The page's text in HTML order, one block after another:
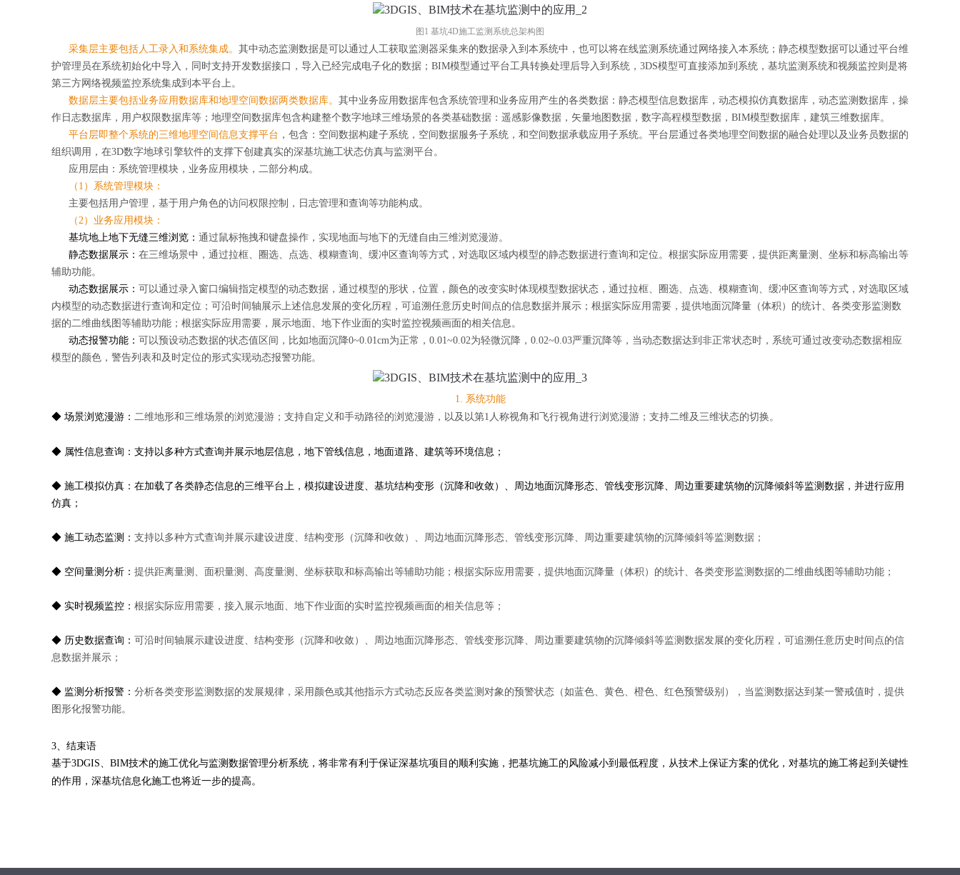
图1 基坑4D施工监测系统总架构图
采集层主要包括人工录入和系统集成。 其中动态监测数据是可以通过人工获取监测器采集来的数据录入到本系统中，也可以将在线监测系统通过网络接入本系统；静态模型数据可以通过平台维
护管理员在系统初始化中导入，同时支持开发数据接口，导入已经完成电子化的数据；BIM模型通过平台工具转换处理后导入到系统，3DS模型可直接添加到系统，基坑监测系统和视频监控则是将
第三方网络视频监控系统集成到本平台上。
数据层主要包括业务应用数据库和地理空间数据两类数据库。 其中业务应用数据库包含系统管理和业务应用产生的各类数据：静态模型信息数据库，动态模拟仿真数据库，动态监测数据库，操
作日志数据库，用户权限数据库等；地理空间数据库包含构建整个数字地球三维场景的各类基础数据：遥感影像数据，矢量地图数据，数字高程模型数据，BIM模型数据库，建筑三维数据库。
平台层即整个系统的三维地理空间信息支撑平台 ，包含：空间数据构建子系统，空间数据服务子系统，和空间数据承载应用子系统。平台层通过各类地理空间数据的融合处理以及业务员数据的
组织调用，在3D数字地球引擎软件的支撑下创建真实的深基坑施工状态仿真与监测平台。
应用层由：系统管理模块，业务应用模块，二部分构成。
（1）系统管理模块：
主要包括用户管理，基于用户角色的访问权限控制，日志管理和查询等功能构成。
（2）业务应用模块：
基坑地上地下无缝三维浏览： 通过鼠标拖拽和键盘操作，实现地面与地下的无缝自由三维浏览漫游。
静态数据展示： 在三维场景中，通过拉框、圈选、点选、模糊查询、缓冲区查询等方式，对选取区域内模型的静态数据进行查询和定位。根据实际应用需要，提供距离量测、坐标和标高输出等
辅助功能。
动态数据展示： 可以通过录入窗口编辑指定模型的动态数据，通过模型的形状，位置，颜色的改变实时体现模型数据状态，通过拉框、圈选、点选、模糊查询、缓冲区查询等方式，对选取区域
内模型的动态数据进行查询和定位；可沿时间轴展示上述信息发展的变化历程，可追溯任意历史时间点的信息数据并展示；根据实际应用需要，提供地面沉降量（体积）的统计、各类变形监测数
据的二维曲线图等辅助功能；根据实际应用需要，展示地面、地下作业面的实时监控视频画面的相关信息。
动态报警功能： 可以预设动态数据的状态值区间，比如地面沉降0~0.01cm为正常，0.01~0.02为轻微沉降，0.02~0.03严重沉降等，当动态数据达到非正常状态时，系统可通过改变动态数据相应
模型的颜色，警告列表和及时定位的形式实现动态报警功能。
1. 系统功能
◆ 场景浏览漫游： 二维地形和三维场景的浏览漫游；支持自定义和手动路径的浏览漫游，以及以第1人称视角和飞行视角进行浏览漫游；支持二维及三维状态的切换。
◆ 属性信息查询： 支持以多种方式查询并展示地层信息，地下管线信息，地面道路、建筑等环境信息；
◆ 施工模拟仿真： 在加载了各类静态信息的三维平台上，模拟建设进度、基坑结构变形（沉降和收敛）、周边地面沉降形态、管线变形沉降、周边重要建筑物的沉降倾斜等监测数据，并进行应用
仿真；
◆ 施工动态监测： 支持以多种方式查询并展示建设进度、结构变形（沉降和收敛）、周边地面沉降形态、管线变形沉降、周边重要建筑物的沉降倾斜等监测数据；
◆ 空间量测分析： 提供距离量测、面积量测、高度量测、坐标获取和标高输出等辅助功能；根据实际应用需要，提供地面沉降量（体积）的统计、各类变形监测数据的二维曲线图等辅助功能；
◆ 实时视频监控： 根据实际应用需要，接入展示地面、地下作业面的实时监控视频画面的相关信息等；
◆ 历史数据查询： 可沿时间轴展示建设进度、结构变形（沉降和收敛）、周边地面沉降形态、管线变形沉降、周边重要建筑物的沉降倾斜等监测数据发展的变化历程，可追溯任意历史时间点的信
息数据并展示；
◆ 监测分析报警： 分析各类变形监测数据的发展规律，采用颜色或其他指示方式动态反应各类监测对象的预警状态（如蓝色、黄色、橙色、红色预警级别），当监测数据达到某一警戒值时，提供
图形化报警功能。
3、结束语
基于3DGIS、BIM技术的施工优化与监测数据管理分析系统，将非常有利于保证深基坑项目的顺利实施，把基坑施工的风险减小到最低程度，从技术上保证方案的优化，对基坑的施工将起到关键性
的作用，深基坑信息化施工也将近一步的提高。